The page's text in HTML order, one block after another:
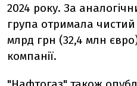
2024 року. За
група отримала чистий
млрд грн (32,4 млн
компанії.